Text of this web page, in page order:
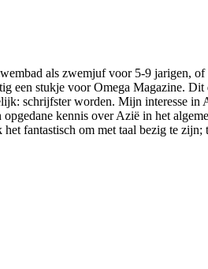
als zwemjuf voor 5-9 jarigen, of
een stukje voor Omega Magazine.
schrijfster worden. Mijn interesse in
kennis over Azië in het
fantastisch om met taal bezig te zijn;